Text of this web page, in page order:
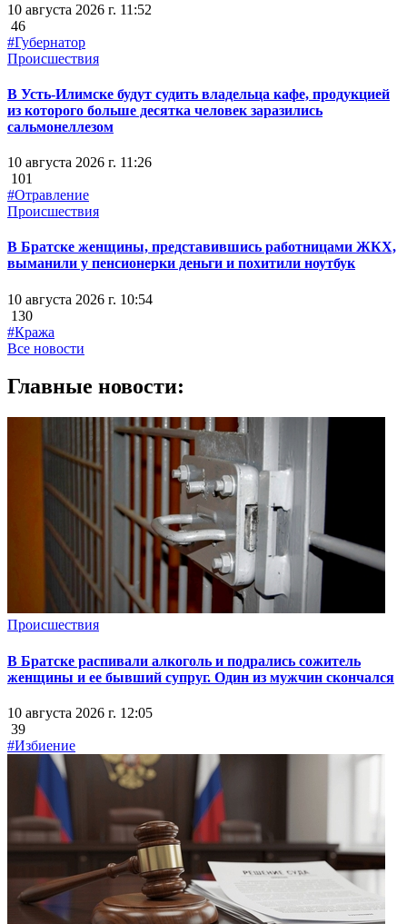
10 августа 2026 г. 11:52
46
#Губернатор
Происшествия
В Усть-Илимске будут судить владельца кафе, продукцией
из которого больше десятка человек заразились
сальмонеллезом
10 августа 2026 г. 11:26
101
#Отравление
Происшествия
В Братске женщины, представившись работницами ЖКХ,
выманили у пенсионерки деньги и похитили ноутбук
10 августа 2026 г. 10:54
130
#Кража
Все новости
Главные новости:
Происшествия
В Братске распивали алкоголь и подрались сожитель
женщины и ее бывший супруг. Один из мужчин скончался
10 августа 2026 г. 12:05
39
#Избиение